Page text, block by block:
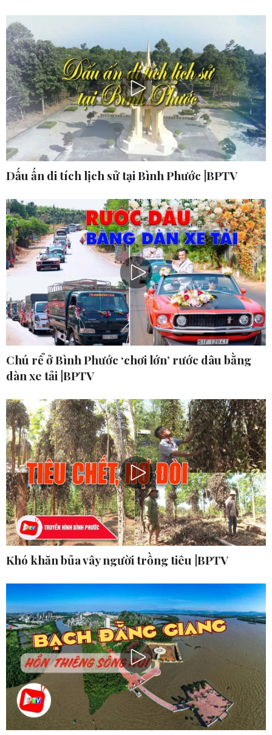
Dấu ấn di tích lịch sử tại Bình Phước |BPTV
Chú rể ở Bình Phước ‘chơi lớn’ rước dâu bằng
dàn xe tải |BPTV
Khó khăn bủa vây người trồng tiêu |BPTV